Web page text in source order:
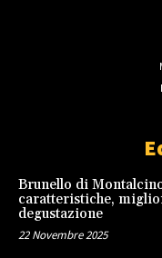
Brunello di
caratteristiche,
degustazione
22 Novembre 2025